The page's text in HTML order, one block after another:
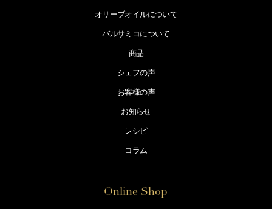
オリーブオイルについて
バルサミコについて
商品
シェフの声
お客様の声
お知らせ
レシピ
コラム
Online Shop